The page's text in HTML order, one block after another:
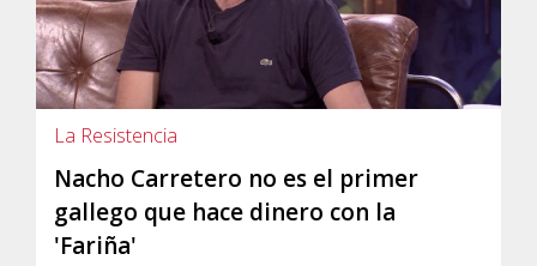
La Resistencia
Nacho Carretero no es el primer
gallego que hace dinero con la
'Fariña'